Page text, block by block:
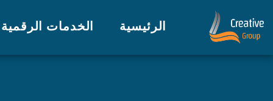
الرئيسية الخدمات الرقمية